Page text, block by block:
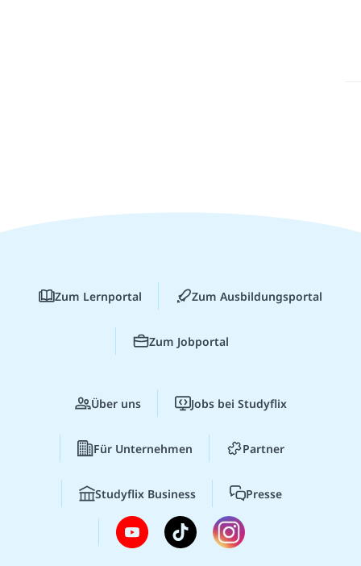
Zum Lernportal Zum Ausbildungsportal
Zum Jobportal
Über uns Jobs bei Studyflix
Für Unternehmen Partner
Studyflix Business Presse